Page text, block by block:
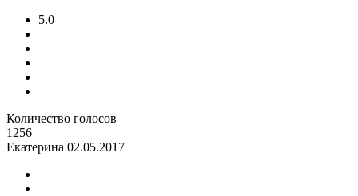
5.0
Количество голосов
1256
Екатерина 02.05.2017